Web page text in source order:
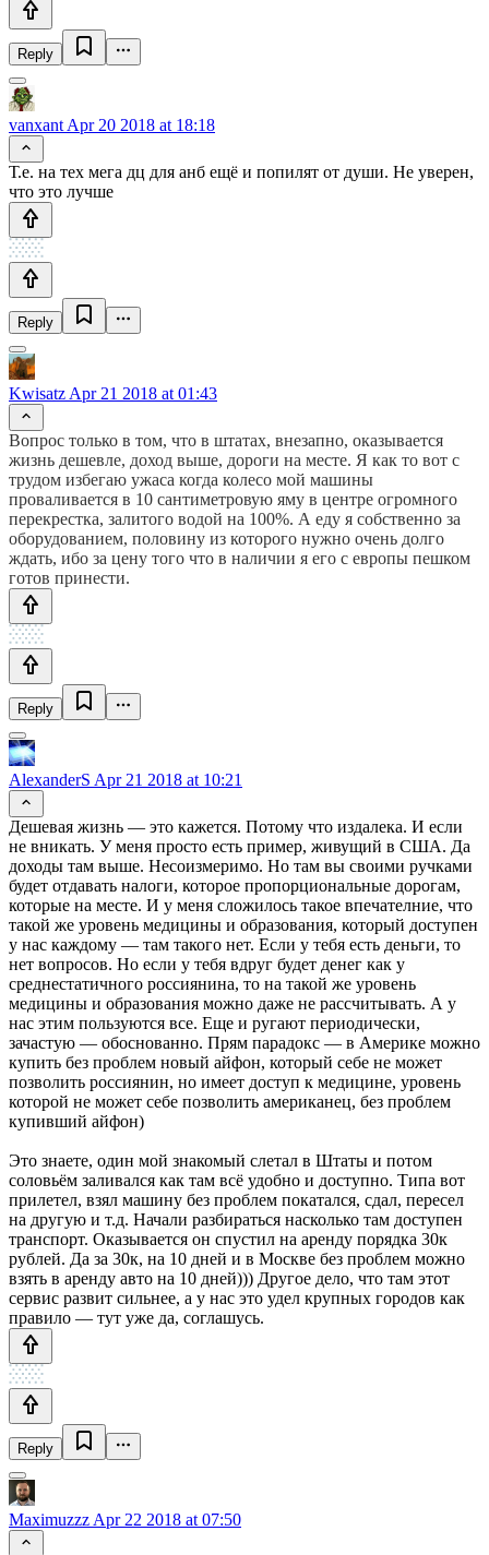
Reply
vanxant Apr 20 2018 at 18:18
Т.е. на тех мега дц для анб ещё и попилят от души. Не уверен,
что это лучше
Reply
Kwisatz Apr 21 2018 at 01:43
Вопрос только в том, что в штатах, внезапно, оказывается
жизнь дешевле, доход выше, дороги на месте. Я как то вот с
трудом избегаю ужаса когда колесо мой машины
проваливается в 10 сантиметровую яму в центре огромного
перекрестка, залитого водой на 100%. А еду я собственно за
оборудованием, половину из которого нужно очень долго
ждать, ибо за цену того что в наличии я его с европы пешком
готов принести.
Reply
AlexanderS Apr 21 2018 at 10:21
Дешевая жизнь — это кажется. Потому что издалека. И если
не вникать. У меня просто есть пример, живущий в США. Да
доходы там выше. Несоизмеримо. Но там вы своими ручками
будет отдавать налоги, которое пропорциональные дорогам,
которые на месте. И у меня сложилось такое впечателние, что
такой же уровень медицины и образования, который доступен
у нас каждому — там такого нет. Если у тебя есть деньги, то
нет вопросов. Но если у тебя вдруг будет денег как у
среднестатичного россиянина, то на такой же уровень
медицины и образования можно даже не рассчитывать. А у
нас этим пользуются все. Еще и ругают периодически,
зачастую — обоснованно. Прям парадокс — в Америке можно
купить без проблем новый айфон, который себе не может
позволить россиянин, но имеет доступ к медицине, уровень
которой не может себе позволить американец, без проблем
купивший айфон)
Это знаете, один мой знакомый слетал в Штаты и потом
соловьём заливался как там всё удобно и доступно. Типа вот
прилетел, взял машину без проблем покатался, сдал, пересел
на другую и т.д. Начали разбираться насколько там доступен
транспорт. Оказывается он спустил на аренду порядка 30к
рублей. Да за 30к, на 10 дней и в Москве без проблем можно
взять в аренду авто на 10 дней))) Другое дело, что там этот
сервис развит сильнее, а у нас это удел крупных городов как
правило — тут уже да, соглашусь.
Reply
Maximuzzz Apr 22 2018 at 07:50